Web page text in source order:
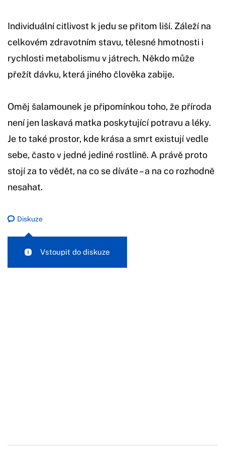
Individuální citlivost k jedu se přitom liší. Záleží na
celkovém zdravotním stavu, tělesné hmotnosti i
rychlosti metabolismu v játrech. Někdo může
přežít dávku, která jiného člověka zabije.
Oměj šalamounek je připomínkou toho, že příroda
není jen laskavá matka poskytující potravu a léky.
Je to také prostor, kde krása a smrt existují vedle
sebe, často v jedné jediné rostlině. A právě proto
stojí za to vědět, na co se díváte – a na co rozhodně
nesahat.
Diskuze
Vstoupit do diskuze